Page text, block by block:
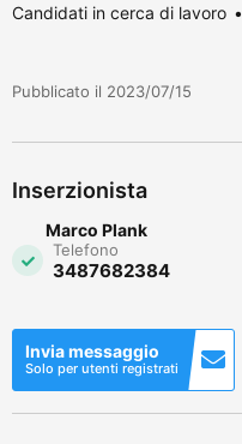
Candidati in cerca di lavoro
Pubblicato il 2023/07/15
Inserzionista
Marco Plank
Telefono
3487682384
Invia messaggio
Solo per utenti registrati